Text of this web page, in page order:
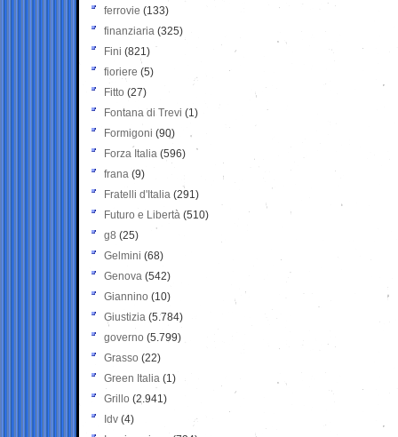
ferrovie (133)
finanziaria (325)
Fini (821)
fioriere (5)
Fitto (27)
Fontana di Trevi (1)
Formigoni (90)
Forza Italia (596)
frana (9)
Fratelli d'Italia (291)
Futuro e Libertà (510)
g8 (25)
Gelmini (68)
Genova (542)
Giannino (10)
Giustizia (5.784)
governo (5.799)
Grasso (22)
Green Italia (1)
Grillo (2.941)
Idv (4)